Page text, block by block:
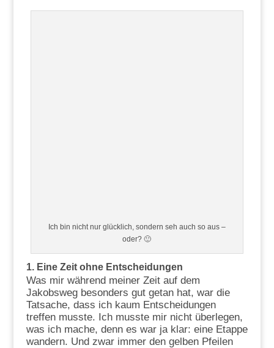
Ich bin nicht nur glücklich, sondern seh auch so aus –
oder? 🙂
1. Eine Zeit ohne Entscheidungen
Was mir während meiner Zeit auf dem
Jakobsweg besonders gut getan hat, war die
Tatsache, dass ich kaum Entscheidungen
treffen musste. Ich musste mir nicht überlegen,
was ich mache, denn es war ja klar: eine Etappe
wandern. Und zwar immer den gelben Pfeilen